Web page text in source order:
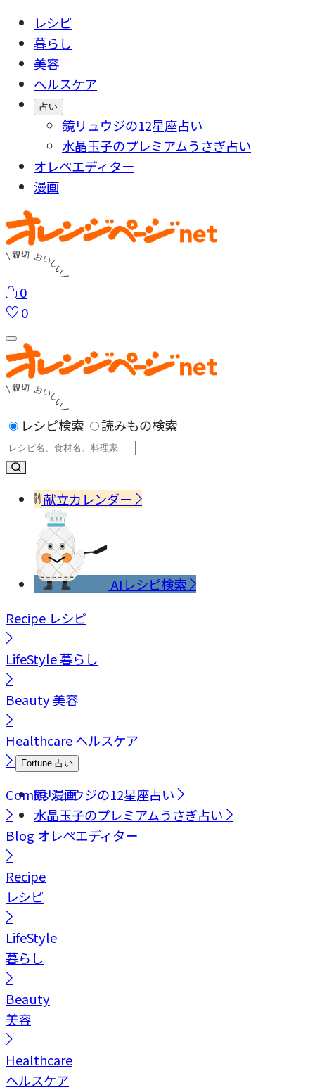
レシピ
暮らし
美容
ヘルスケア
占い
鏡リュウジの12星座占い
水晶玉子のプレミアムうさぎ占い
オレペエディター
漫画
0
0
レシピ検索 読みもの検索
献立カレンダー
AIレシピ検索
Recipe レシピ
LifeStyle暮らし
Beauty美容
Healthcareヘルスケア
Fortune 占い
鏡リュウジの12星座占い
水晶玉子のプレミアムうさぎ占い
Comics漫画
Blog オレペエディター
Recipe
レシピ
LifeStyle
暮らし
Beauty
美容
Healthcare
ヘルスケア